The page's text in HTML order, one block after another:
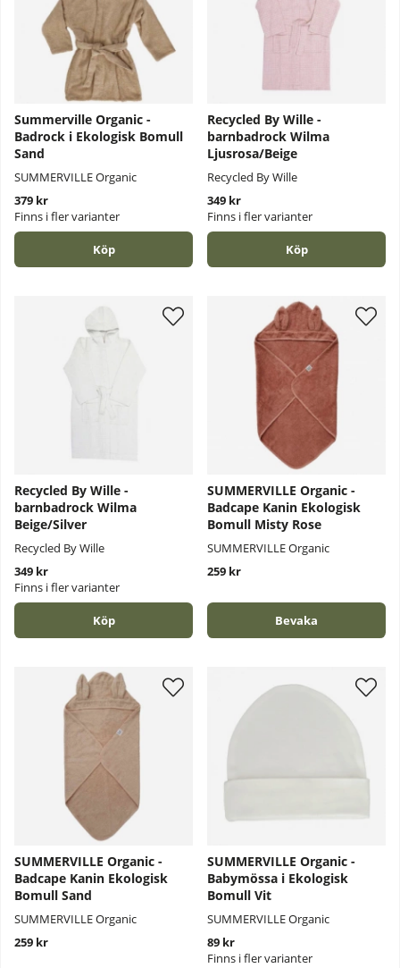
Summerville Organic -
Badrock i Ekologisk Bomull
Sand
SUMMERVILLE Organic
379 kr
Finns i fler varianter
Köp
Recycled By Wille -
barnbadrock Wilma
Ljusrosa/Beige
Recycled By Wille
349 kr
Finns i fler varianter
Köp
Recycled By Wille -
barnbadrock Wilma
Beige/Silver
Recycled By Wille
349 kr
Finns i fler varianter
Köp
SUMMERVILLE Organic -
Badcape Kanin Ekologisk
Bomull Misty Rose
SUMMERVILLE Organic
259 kr
Bevaka
SUMMERVILLE Organic -
Badcape Kanin Ekologisk
Bomull Sand
SUMMERVILLE Organic
259 kr
SUMMERVILLE Organic -
Babymössa i Ekologisk
Bomull Vit
SUMMERVILLE Organic
89 kr
Finns i fler varianter